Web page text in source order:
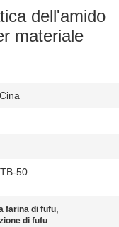
dell'amido
materiale
50
farina di fufu,
di fufu